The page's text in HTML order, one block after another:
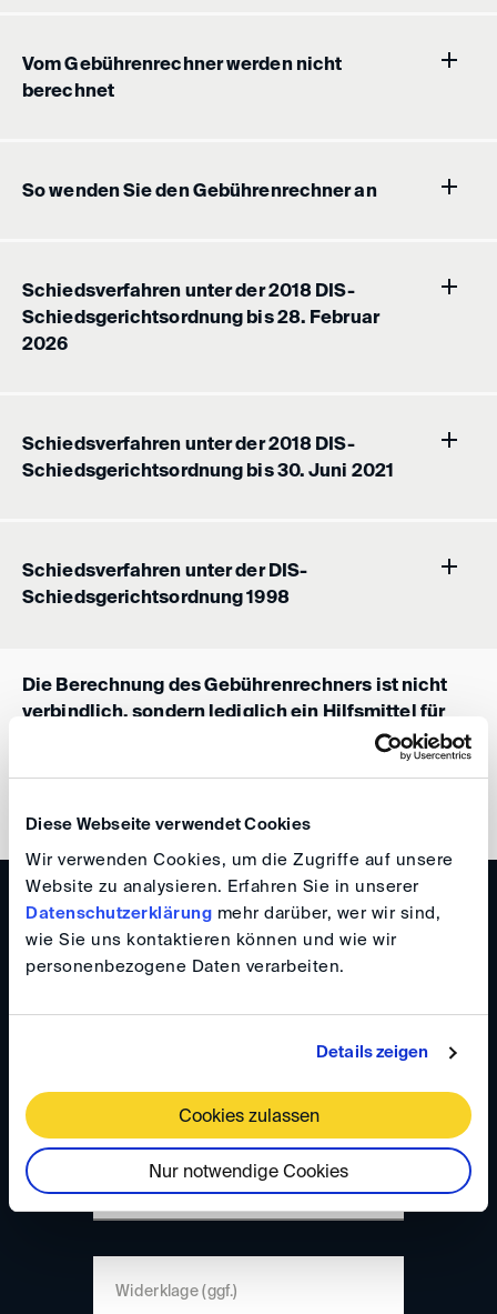
Diese Webseite verwendet Cookies
Wir verwenden Cookies, um die Zugriffe auf unsere
Website zu analysieren. Erfahren Sie in unserer
Datenschutzerklärung mehr darüber, wer wir sind,
wie Sie uns kontaktieren können und wie wir
personenbezogene Daten verarbeiten.
Details zeigen
Cookies zulassen
Nur notwendige Cookies
Vom Gebührenrechner werden nicht
berechnet
So wenden Sie den Gebührenrechner an
Schiedsverfahren unter der 2018 DIS-
Schiedsgerichtsordnung bis 28. Februar
2026
Schiedsverfahren unter der 2018 DIS-
Schiedsgerichtsordnung bis 30. Juni 2021
Schiedsverfahren unter der DIS-
Schiedsgerichtsordnung 1998
Die Berechnung des Gebührenrechners ist nicht
verbindlich, sondern lediglich ein Hilfsmittel für
die Beteiligten eines DIS-Schiedsverfahrens.
Bitte geben Sie Ihre Daten ein:
Anzahl der Parteien
Streitwert (in €)
Schiedsklage
Widerklage (ggf.)